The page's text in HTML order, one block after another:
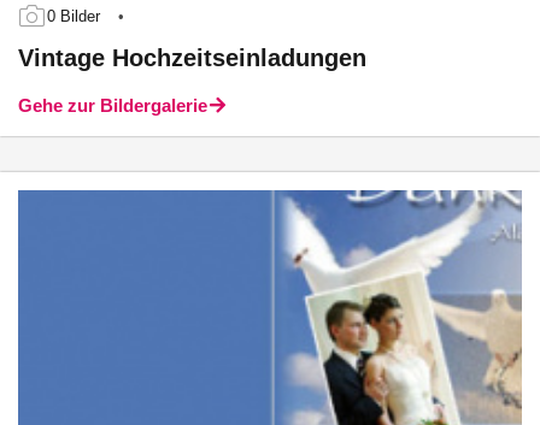
0 Bilder •
Vintage Hochzeitseinladungen
Gehe zur Bildergalerie